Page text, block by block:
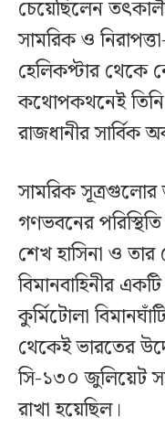
চেয়েছিলেন
সামরিক ও
হেলিকপ্টার থেকে
কথোপকথনেই তিনি
রাজধানীর সার্বিক
সামরিক
গণভবনের
শেখ হাসিনা ও
বিমানবাহিনীর
কুর্মিটোলা
থেকেই ভারতের
সি-১৩০ জুলিয়েট
রাখা হয়েছিল।